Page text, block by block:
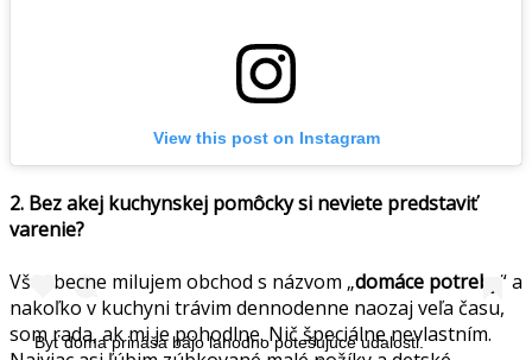
View this post on Instagram
Byť doma prináša bájo lahodno potešujúce udalosti.
2. Bez akej kuchynskej pomôcky si neviete predstaviť
varenie?
Všeobecne milujem obchod s názvom „domáce potreby “ a
nakoľko v kuchyni trávim dennodenne naozaj veľa času,
som rada, ak mi je pohodlne. Nič špeciálne nevlastním.